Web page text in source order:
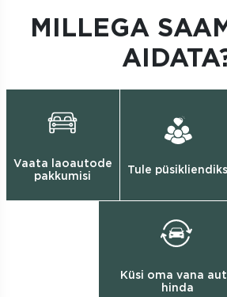
MILLEGA
Vaata laoautode
pakkumisi
Tule püsikliendiks
Küsi oma vana
hinda